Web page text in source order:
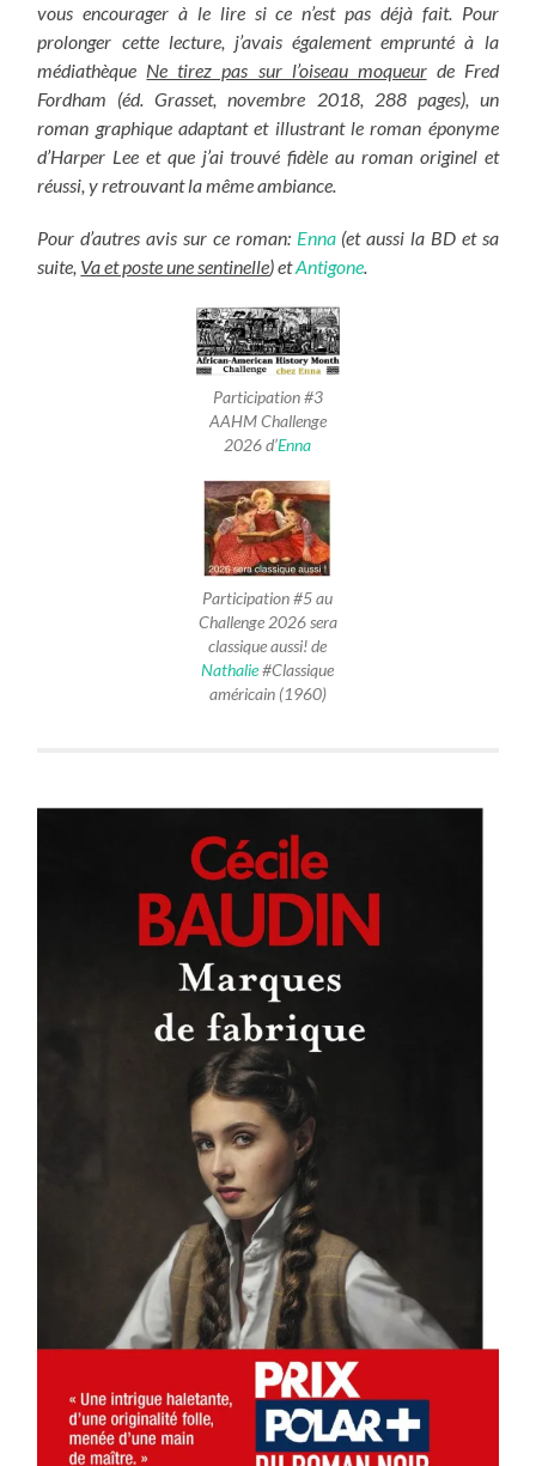
vous encourager à le lire si ce n’est pas déjà fait. Pour
prolonger cette lecture, j’avais également emprunté à la
médiathèque Ne tirez pas sur l’oiseau moqueurde Fred
Fordham (éd. Grasset, novembre 2018, 288 pages), un
roman graphique adaptant et illustrant le roman éponyme
d’Harper Lee et que j’ai trouvé fidèle au roman originel et
réussi, y retrouvant la même ambiance.
Pour d’autres avis sur ce roman: Enna(et aussi la BD et sa
suite, Va et poste une sentinelle) etAntigone.
Participation #3
AAHM Challenge
2026 d’Enna
Participation #5 au
Challenge 2026 sera
classique aussi! de
Nathalie#Classique
américain (1960)